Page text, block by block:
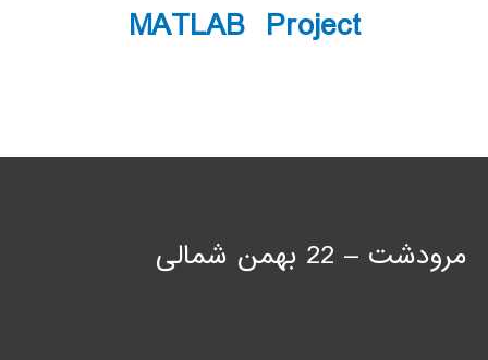
MATLAB Project
مرودشت – 22 بهمن شمالی